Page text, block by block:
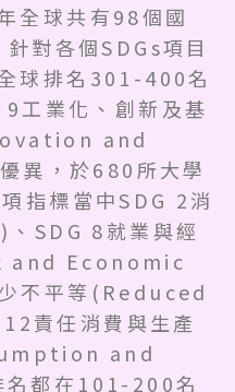
全球共有98個國
對各個SDGs項目
球排名301-400名
工業化、創新及基
and
，於680所大學
指標當中SDG 2消
SDG 8就業與經
and Economic
不平等(Reduced
責任消費與生產
and
都在101-200名